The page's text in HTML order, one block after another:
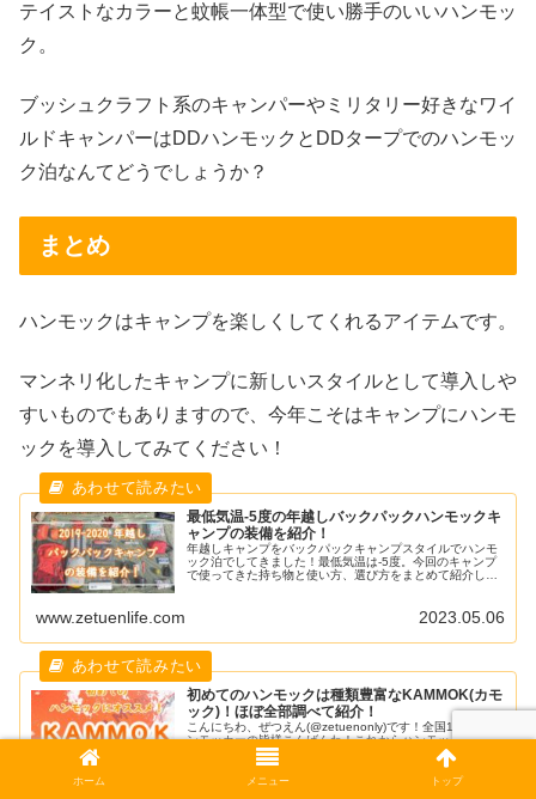
テイストなカラーと蚊帳一体型で使い勝手のいいハンモッ
ク。
ブッシュクラフト系のキャンパーやミリタリー好きなワイ
ルドキャンパーはDDハンモックとDDタープでのハンモッ
ク泊なんてどうでしょうか？
まとめ
ハンモックはキャンプを楽しくしてくれるアイテムです。
マンネリ化したキャンプに新しいスタイルとして導入しや
すいものでもありますので、今年こそはキャンプにハンモ
ックを導入してみてください！
最低気温-5度の年越しバックパックハンモックキ
ャンプの装備を紹介！
年越しキャンプをバックパックキャンプスタイルでハンモ
ック泊でしてきました！最低気温は-5度。今回のキャンプ
で使ってきた持ち物と使い方、選び方をまとめて紹介して
www.zetuenlife.com 2023.05.06
初めてのハンモックは種類豊富なKAMMOK(カモ
ック)！ほぼ全部調べて紹介！
こんにちわ、ぜつえん(@zetuenonly)です！全国1億人のハ
ンモッカーの皆様こんばんわ！これからハンモック泊をす
る人がKAMMOKでハンモックを選べるように現行ラインナ
ップを調べてきたので紹介します。
ホーム メニュー トップ